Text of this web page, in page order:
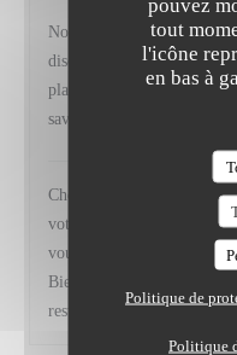
tout
l'icône
en bas à
Politique de
Politique
Nous avons apprécié le
discrète et efficace du
plats, l'esthétique des
saveurs ex : Veau /
a répondu à
Cher Monsieur Ayoun,
votre enthousiasme et
vous remercions d’avoir
Bien Chaleureusement,
restaurant Virtus